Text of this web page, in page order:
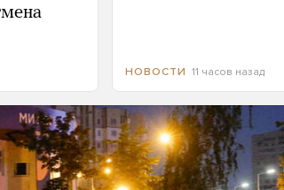
НОВОСТИ 11 часов назад